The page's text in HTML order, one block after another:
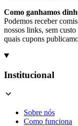
Como ganhamos
Podemos receber
nossos links, sem
quais cupons
Institucional
Sobre nós
Como funciona